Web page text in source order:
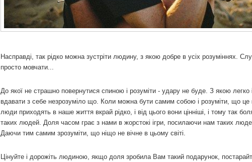
Насправді, так рідко можна зустріти людину, з якою добре в усіх розуміннях.
просто мовчати...
До якої не страшно повернутися спиною і розуміти - удару не буде. З якою легко
вдавати з себе незрозуміло що. Коли можна бути самим собою і розуміти, що це
люди приходять в наше життя вкрай рідко, і від цього вони цінніші, і тому так
таких людей. Доля часом грає з нами в жорстокі ігри, посилаючи нам таких
Даючи тим самим зрозуміти, що ніщо не вічне в цьому світі.
Цінуйте і дорожіть людиною, якщо доля зробила Вам такий подарунок,